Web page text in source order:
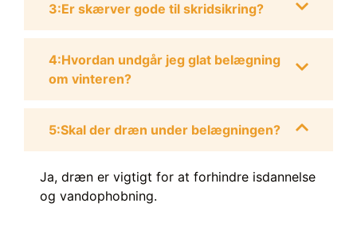
3:Er skærver gode til skridsikring?
4:Hvordan undgår jeg glat belægning
om vinteren?
5:Skal der dræn under belægningen?
Ja, dræn er vigtigt for at forhindre isdannelse
og vandophobning.